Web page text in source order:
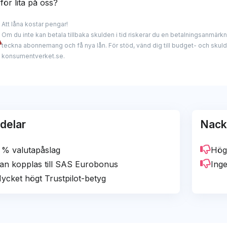
(0)
har också en bra reseförsäkring, är billigt att betala
betygen vi har sätt bland alla banker vi granskat.
detta kombinerat innebär att vi listar Collector Black som
Nilsson
protected]
lita på oss?
experter har lång erfarenhet inom finans med
och ärliga analyser och granskningar. Vi
hemsida och kan få provision när du använder våra
eller vårt redaktionella innehåll. Vårt mål
Att låna kostar pengar!
Om du inte kan betala tillbaka skulden i tid riskerar du en
teckna abonnemang och få nya lån. För stöd, vänd dig till budget- och
konsumentverket.se.
valutapåslag
kopplas till SAS Eurobonus
högt Trustpilot-betyg